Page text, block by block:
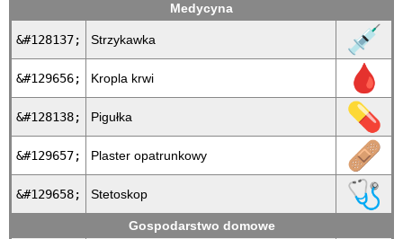
Medycyna
&#128137; Strzykawka 💉
&#129656; Kropla krwi 🩸
&#128138; Pigułka 💊
&#129657; Plaster opatrunkowy 🩹
&#129658; Stetoskop 🩺
Gospodarstwo domowe